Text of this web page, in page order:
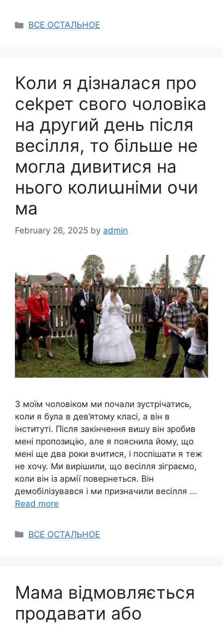
Categories
ВСЕ ОСТАЛЬНОЕ
Коли я дізналася про
сеkрет свого чоловіка
на другий день після
весілля, то більше не
могла дивитися на
нього колиաніми очи
ма
February 26, 2025 by admin
З моїм чоловіком ми почали зустрічатись,
коли я була в дев’ятому класі, а він в
інституті. Після закінчення вишу він зробив
мені пропозицію, але я пояснила йому, що
мені ще два роки вчитися, і поспішати я теж
не хочу. Ми вирішили, що весілля зіграємо,
коли він із армії повернеться. Він
демобілізувався і ми призначили весілля …
Read more
Categories
ВСЕ ОСТАЛЬНОЕ
Мама відмовляється
продавати або